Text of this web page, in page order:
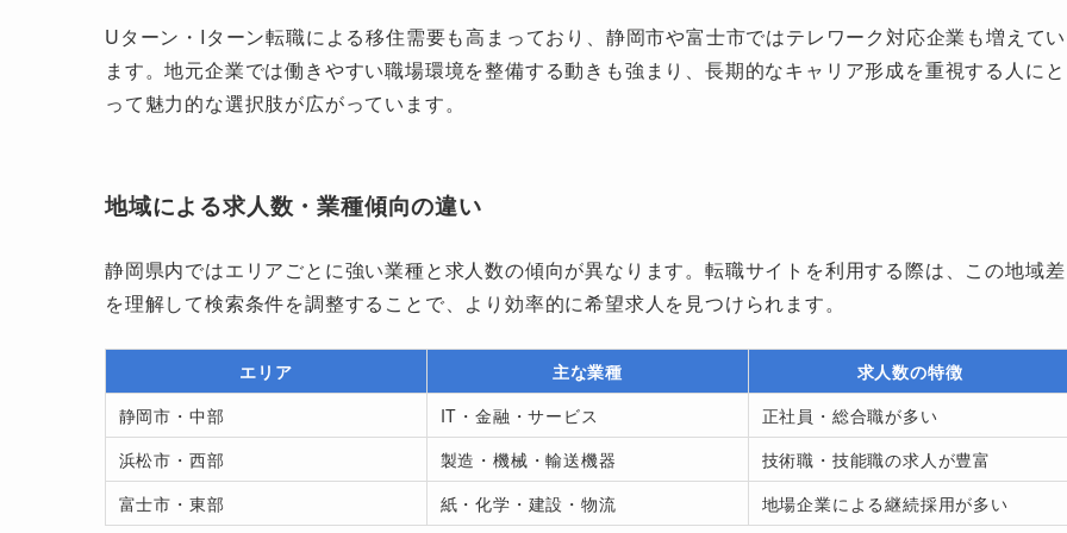
Uターン・Iターン転職による移住需要も高まっており、静岡市や富士市ではテレワーク対応企業も増えてい
ます。地元企業では働きやすい職場環境を整備する動きも強まり、長期的なキャリア形成を重視する人にと
って魅力的な選択肢が広がっています。
地域による求人数・業種傾向の違い
静岡県内ではエリアごとに強い業種と求人数の傾向が異なります。転職サイトを利用する際は、この地域差
を理解して検索条件を調整することで、より効率的に希望求人を見つけられます。
エリア 主な業種
求人数の特徴
静岡市・中部
IT・金融・サービス
正社員・総合職が多い
浜松市・西部
製造・機械・輸送機器
技術職・技能職の求人が豊富
富士市・東部
紙・化学・建設・物流 地場企業による継続採用が多い